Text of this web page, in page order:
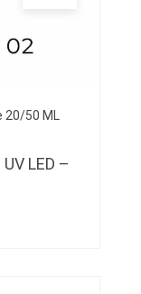
peuvent
choisies
20/50 ML
LED –